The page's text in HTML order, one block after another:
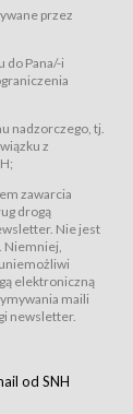
i Biletów,
(Dz.U. z 2002
jest otwarty dla
zobowiązany
zamówienie
formularza
Regulaminu
za
przez
do Pana/-i
nadzorczego, tj.
z
zawarcia
drogą
Nie jest
Niemniej,
elektroniczną
maili
newsletter.
od SNH